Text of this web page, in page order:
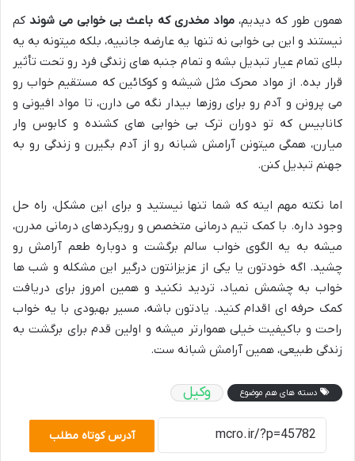
همون طور که دیدیم،مواد مخدری که باعث بی خوابی می شوندکم
نیستند و این بی خوابی نه تنها یه عارضه جانبیه، بلکه میتونه به یه
بلای تمام عیار تبدیل بشه و تمام جنبه های زندگی فرد رو تحت تأثیر
قرار بده. از مواد محرک مثل شیشه و کوکائین که مستقیم خواب رو
می پرونن و آدم رو برای روزها بیدار نگه می دارن، تا مواد افیونی و
کانابیس که تو دوران ترک بی خوابی های کشنده و کابوس وار
میارن، همگی میتونن آرامش شبانه رو از آدم بگیرن و زندگی رو به
جهنم تبدیل کنن.
اما نکته مهم اینه که شما تنها نیستید و برای این مشکل، راه حل
وجود داره. با کمک تیم درمانی متخصص و رویکردهای درمانی مدرن،
میشه به یه الگوی خواب سالم برگشت و دوباره طعم آرامش رو
چشید. اگه خودتون یا یکی از عزیزانتون درگیر این مشکله و شب ها
خواب به چشمش نمیاد، تردید نکنید و همین امروز برای دریافت
کمک حرفه ای اقدام کنید. یادتون باشه، مسیر بهبودی با یه خواب
راحت و باکیفیت خیلی هموارتر میشه و اولین قدم برای برگشت به
زندگی طبیعی، همین آرامش شبانه ست.
دسته های هم موضوع وکیل
آدرس کوتاه مطلب